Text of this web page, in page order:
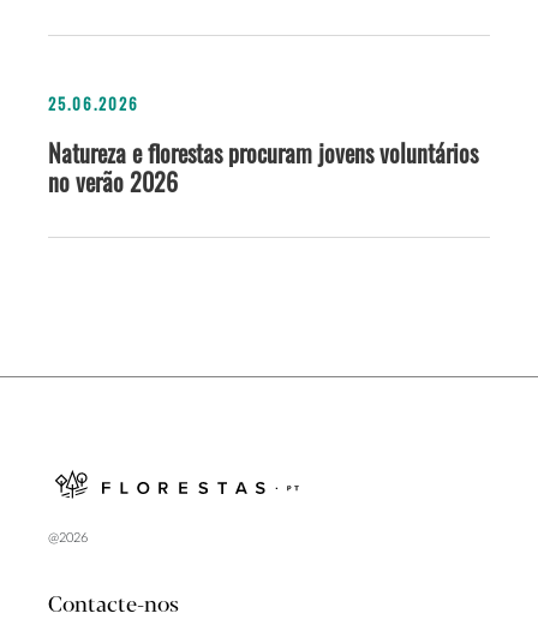
25.06.2026
Natureza e florestas procuram jovens voluntários
no verão 2026
@2026
Contacte-nos